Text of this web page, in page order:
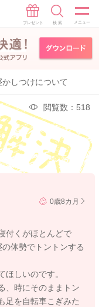
かしつけについて
閲覧数：518
0歳8カ月
付くがほとんどで
体勢でトントンする
しいのです。
時にそのままトン
足を自転車こぎみた